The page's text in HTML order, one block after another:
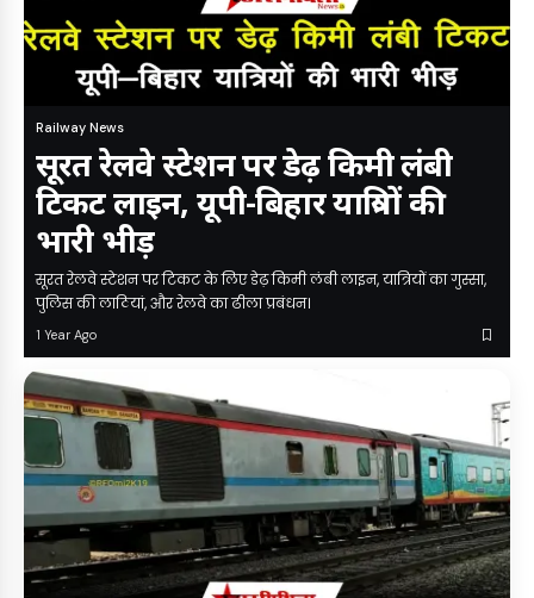
Railway News
सूरत रेलवे स्टेशन पर डेढ़ किमी लंबी
टिकट लाइन, यूपी-बिहार यात्रियों की
भारी भीड़
सूरत रेलवे स्टेशन पर टिकट के लिए डेढ़ किमी लंबी लाइन, यात्रियों का गुस्सा,
पुलिस की लाठियां, और रेलवे का ढीला प्रबंधन।
1 Year Ago